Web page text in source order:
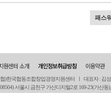
패스
)한국협동조합창업경영지원센터 ㅣ 대표자 : 김
서울시 금천구 가산디지털2로 169-23(가산동